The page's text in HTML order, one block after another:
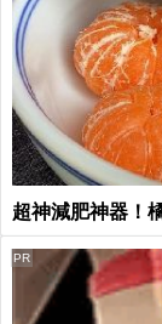
超神減肥神器！
PR